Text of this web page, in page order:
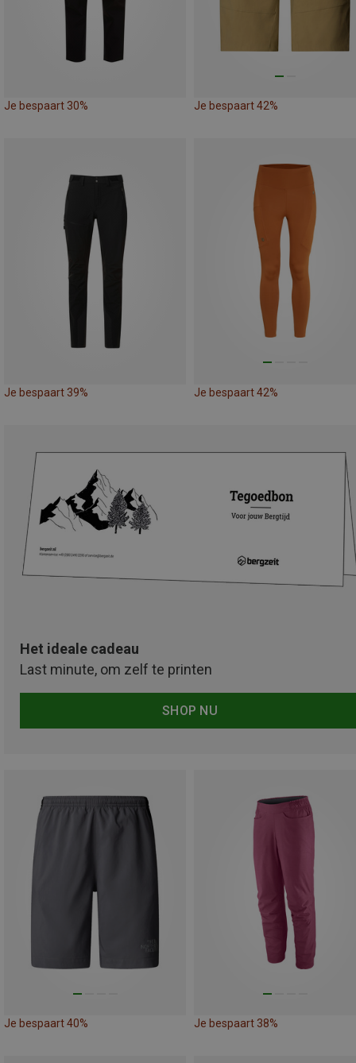
Je bespaart 30% Je bespaart 42%
Je bespaart 39% Je bespaart 42%
Het ideale cadeau
Last minute, om zelf te printen
SHOP NU
Je bespaart 40% Je bespaart 38%